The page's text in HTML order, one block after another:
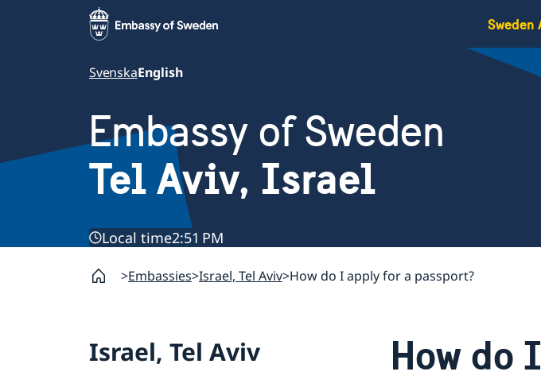
Sweden
SvenskaEnglish
Embassy of Sweden
Tel Aviv, Israel
Local time2:51 PM
Embassies Israel, Tel Aviv How do I apply for a passport?
Israel, Tel Aviv How do